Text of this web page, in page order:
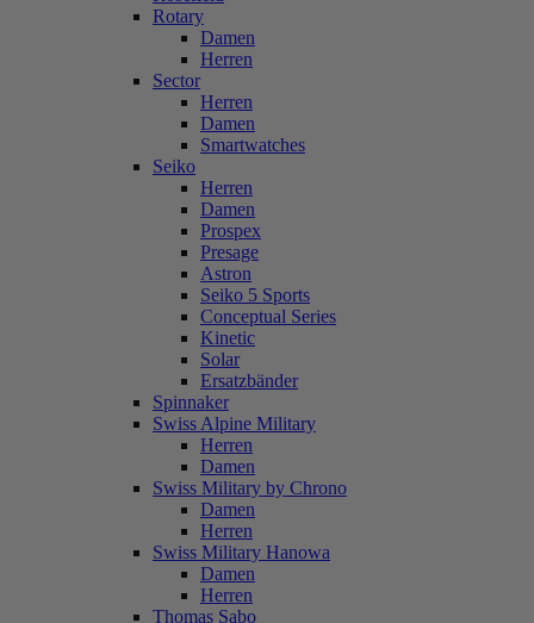
Rotary
Damen
Herren
Sector
Herren
Damen
Smartwatches
Seiko
Herren
Damen
Prospex
Presage
Astron
Seiko 5 Sports
Conceptual Series
Kinetic
Solar
Ersatzbänder
Spinnaker
Swiss Alpine Military
Herren
Damen
Swiss Military by Chrono
Damen
Herren
Swiss Military Hanowa
Damen
Herren
Thomas Sabo